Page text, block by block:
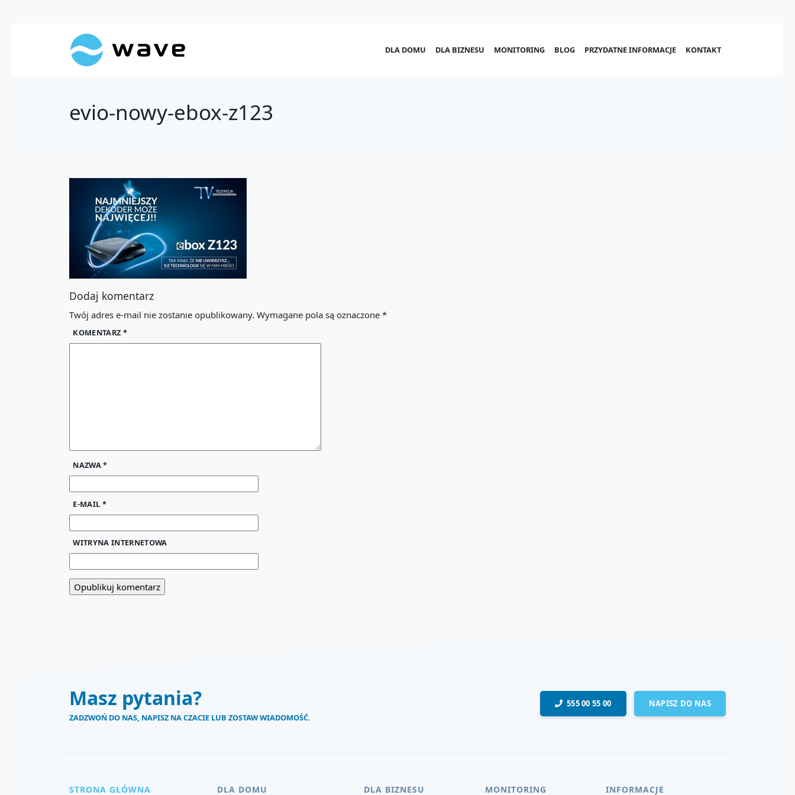
DLA DOMU DLA BIZNESU MONITORING BLOG PRZYDATNE INFORMACJE KONTAKT
evio-nowy-ebox-z123
Dodaj komentarz
Twój adres e-mail nie zostanie opublikowany. Wymagane pola są oznaczone *
KOMENTARZ*
NAZWA*
E-MAIL *
WITRYNA INTERNETOWA
Masz pytania?
ZADZWOŃ DO NAS, NAPISZ NA CZACIE LUB ZOSTAW WIADOMOŚĆ.
555 00 55 00 NAPISZ DO NAS
STRONA GŁÓWNA DLA DOMU DLA BIZNESU MONITORING INFORMACJE